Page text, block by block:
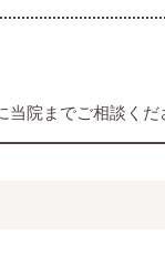
当院までご相談くだ